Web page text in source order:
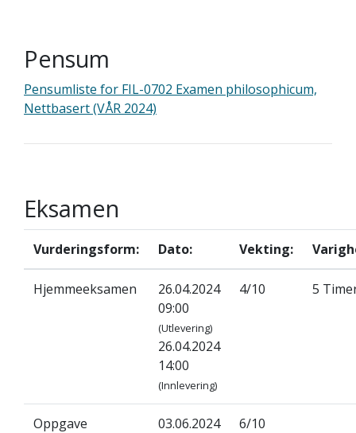
Pensum
Pensumliste for FIL-0702 Examen philosophicum,
Nettbasert (VÅR 2024)
Eksamen
Vurderingsform: Dato: Vekting:
Hjemmeeksamen
26.04.2024
09:00
(Utlevering)
26.04.2024
14:00
(Innlevering)
4/10 5
Oppgave
03.06.2024
6/10